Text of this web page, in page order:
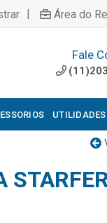
| Área do
Fale
UTILIDADES